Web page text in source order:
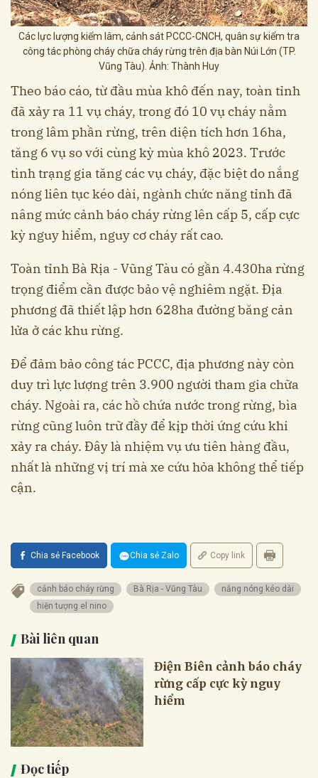
Các lực lượng kiểm lâm, cảnh sát PCCC-CNCH, quân sự kiểm tra
công tác phòng cháy chữa cháy rừng trên địa bàn Núi Lớn (TP.
Vũng Tàu). Ảnh: Thành Huy
Theo báo cáo, từ đầu mùa khô đến nay, toàn tỉnh
đã xảy ra 11 vụ cháy, trong đó 10 vụ cháy nằm
trong lâm phần rừng, trên diện tích hơn 16ha,
tăng 6 vụ so với cùng kỳ mùa khô 2023. Trước
tình trạng gia tăng các vụ cháy, đặc biệt do nắng
nóng liên tục kéo dài, ngành chức năng tỉnh đã
nâng mức cảnh báo cháy rừng lên cấp 5, cấp cực
kỳ nguy hiểm, nguy cơ cháy rất cao.
Toàn tỉnh Bà Rịa - Vũng Tàu có gần 4.430ha rừng
trọng điểm cần được bảo vệ nghiêm ngặt. Địa
phương đã thiết lập hơn 628ha đường băng cản
lửa ở các khu rừng.
Để đảm bảo công tác PCCC, địa phương này còn
duy trì lực lượng trên 3.900 người tham gia chữa
cháy. Ngoài ra, các hồ chứa nước trong rừng, bìa
rừng cũng luôn trữ đầy để kịp thời ứng cứu khi
xảy ra cháy. Đây là nhiệm vụ ưu tiên hàng đầu,
nhất là những vị trí mà xe cứu hỏa không thể tiếp
cận.
Chia sẻ Facebook Chia sẻ Zalo Copy link
cảnh báo cháy rừng Bà Rịa - Vũng Tàu
nắng nóng kéo dài
hiện tượng el nino
Bài liên quan
Điện Biên cảnh báo cháy
rừng cấp cực kỳ nguy
hiểm
Đọc tiếp